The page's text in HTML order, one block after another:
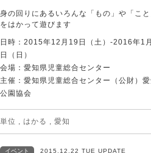
身の回りにあるいろんな「もの」や「こと
をはかって遊びます
日時：2015年12月19日（土）-2016年1
日（日）
会場：愛知県児童総合センター
主催：愛知県児童総合センター（公財）愛
公園協会
単位 , はかる , 愛知
イベント 2015.12.22 TUE UPDATE